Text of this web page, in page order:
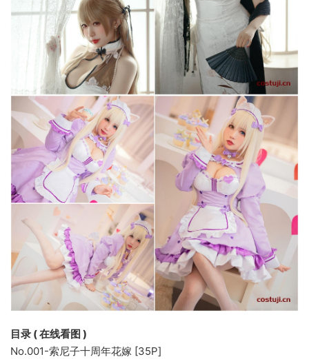
目录 ( 在线看图 )
No.001-索尼子十周年花嫁 [35P]